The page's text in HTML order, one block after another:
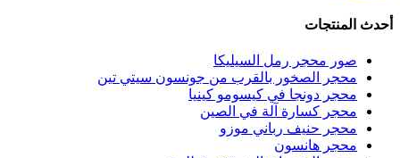
أحدث المنتجات
صور محجر رمل السيليكا
محجر الصخور بالقرب من جونسون سيتي تين
محجر دونجا في كيسومو كينيا
محجر كسارة آلة في الصين
محجر حنيف رباني موزو
محجر هانسون